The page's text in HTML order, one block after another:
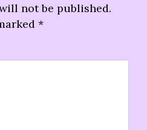
not be published.
*